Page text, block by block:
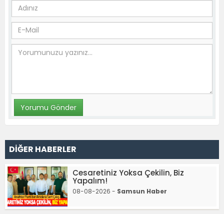
DİĞER HABERLER
Cesaretiniz Yoksa Çekilin, Biz
Yapalım!
08-08-2026 - Samsun Haber